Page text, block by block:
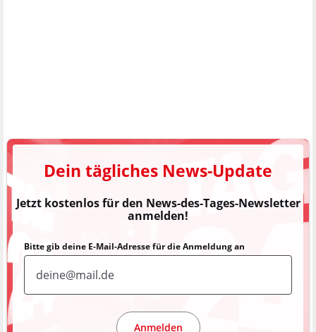
Dein tägliches News-Update
Jetzt kostenlos für den News-des-Tages-Newsletter
anmelden!
Bitte gib deine E-Mail-Adresse für die Anmeldung an
Anmelden